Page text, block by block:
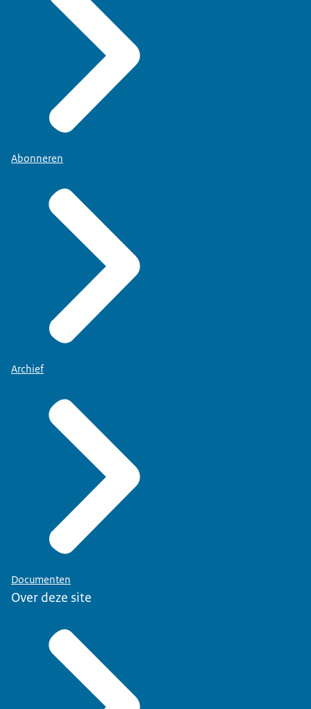
Abonneren
Archief
Documenten
Over deze site